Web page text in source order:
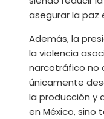
asegurar la paz
Además, la
la violencia
narcotráfico no
únicamente
la producción y
en México, sino